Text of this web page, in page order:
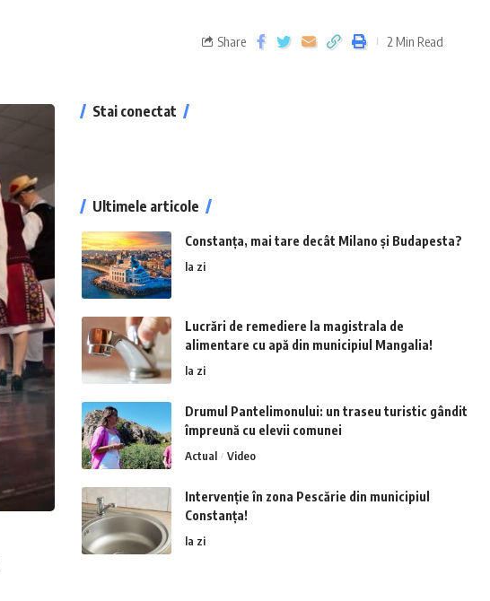
Share 2 Min Read
Stai conectat
Ultimele articole
Constanța, mai tare decât Milano și Budapesta?
la zi
Lucrări de remediere la magistrala de
alimentare cu apă din municipiul Mangalia!
la zi
Drumul Pantelimonului: un traseu turistic gândit
împreună cu elevii comunei
Actual Video
Intervenție în zona Pescărie din municipiul
Constanța!
la zi